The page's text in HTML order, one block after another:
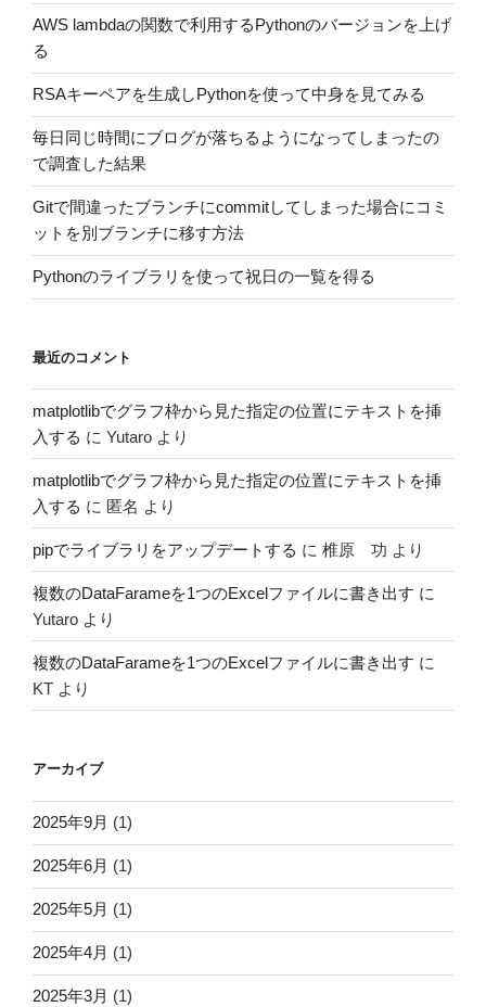
AWS lambdaの関数で利用するPythonのバージョンを上げ
る
RSAキーペアを生成しPythonを使って中身を見てみる
毎日同じ時間にブログが落ちるようになってしまったの
で調査した結果
Gitで間違ったブランチにcommitしてしまった場合にコミ
ットを別ブランチに移す方法
Pythonのライブラリを使って祝日の一覧を得る
最近のコメント
matplotlibでグラフ枠から見た指定の位置にテキストを挿
入する に Yutaro より
matplotlibでグラフ枠から見た指定の位置にテキストを挿
入する に 匿名 より
pipでライブラリをアップデートする に 椎原 功 より
複数のDataFarameを1つのExcelファイルに書き出す に
Yutaro より
複数のDataFarameを1つのExcelファイルに書き出す に
KT より
アーカイブ
2025年9月 (1)
2025年6月 (1)
2025年5月 (1)
2025年4月 (1)
2025年3月 (1)